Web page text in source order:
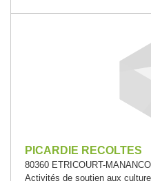
PICARDIE RECOLTES
80360 ETRICOURT-
Activités de soutien aux